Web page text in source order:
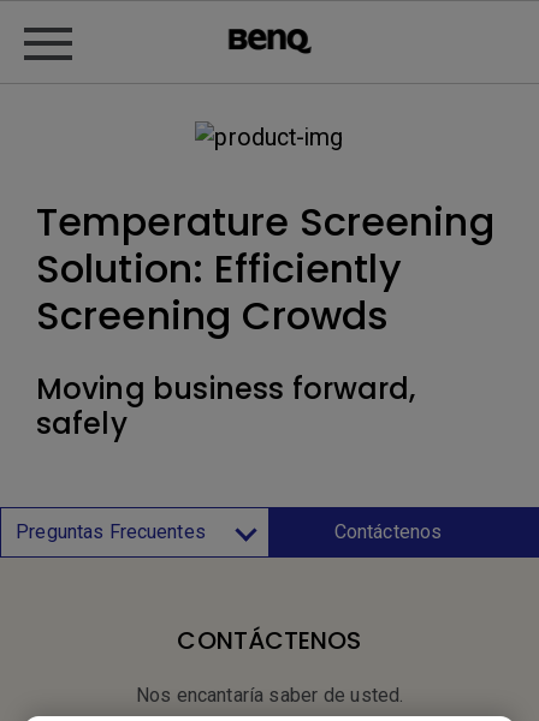
Temperature Screening
Solution: Efficiently
Screening Crowds
Moving business forward,
safely
Preguntas Frecuentes Contáctenos
CONTÁCTENOS
Nos encantaría saber de usted.